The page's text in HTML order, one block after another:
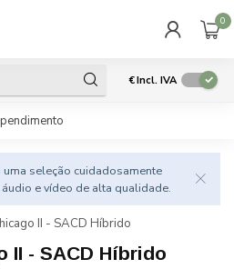
0
€Incl. IVA
uma seleção cuidadosamente
e vídeo de alta qualidade.
II - SACD Híbrido
II - SACD Híbrido